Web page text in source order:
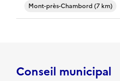
Mont-près-Chambord (7 km)
Conseil municipal